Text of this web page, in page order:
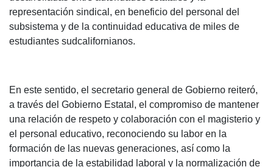
representación sindical, en beneficio del personal del
subsistema y de la continuidad educativa de miles de
estudiantes sudcalifornianos.
En este sentido, el secretario general de Gobierno reiteró,
a través del Gobierno Estatal, el compromiso de mantener
una relación de respeto y colaboración con el magisterio y
el personal educativo, reconociendo su labor en la
formación de las nuevas generaciones, así como la
importancia de la estabilidad laboral y la normalización de